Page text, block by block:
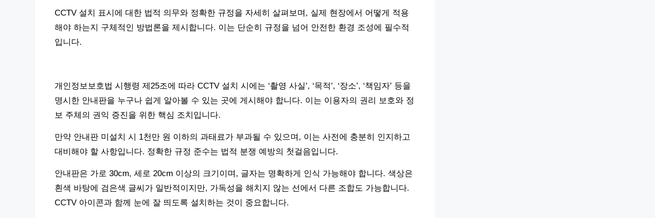
CCTV 설치 표시에 대한 법적 의무와 정확한 규정을 자세히 살펴보며, 실제 현장에서 어떻게 적용
해야 하는지 구체적인 방법론을 제시합니다. 이는 단순히 규정을 넘어 안전한 환경 조성에 필수적
입니다.
개인정보보호법 시행령 제25조에 따라 CCTV 설치 시에는 ‘촬영 사실’, ‘목적’, ‘장소’, ‘책임자’ 등을
명시한 안내판을 누구나 쉽게 알아볼 수 있는 곳에 게시해야 합니다. 이는 이용자의 권리 보호와 정
보 주체의 권익 증진을 위한 핵심 조치입니다.
만약 안내판 미설치 시 1천만 원 이하의 과태료가 부과될 수 있으며, 이는 사전에 충분히 인지하고
대비해야 할 사항입니다. 정확한 규정 준수는 법적 분쟁 예방의 첫걸음입니다.
안내판은 가로 30cm, 세로 20cm 이상의 크기이며, 글자는 명확하게 인식 가능해야 합니다. 색상은
흰색 바탕에 검은색 글씨가 일반적이지만, 가독성을 해치지 않는 선에서 다른 조합도 가능합니다.
CCTV 아이콘과 함께 눈에 잘 띄도록 설치하는 것이 중요합니다.